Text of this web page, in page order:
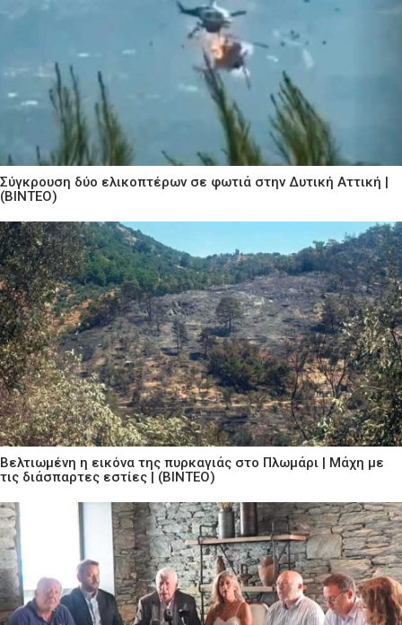
Σύγκρουση δύο ελικοπτέρων σε φωτιά στην Δυτική Αττική |
(ΒΙΝΤΕΟ)
Βελτιωμένη η εικόνα της πυρκαγιάς στο Πλωμάρι | Μάχη με
τις διάσπαρτες εστίες | (ΒΙΝΤΕΟ)